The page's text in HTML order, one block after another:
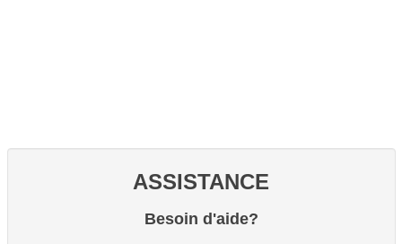
ASSISTANCE
Besoin d'aide?